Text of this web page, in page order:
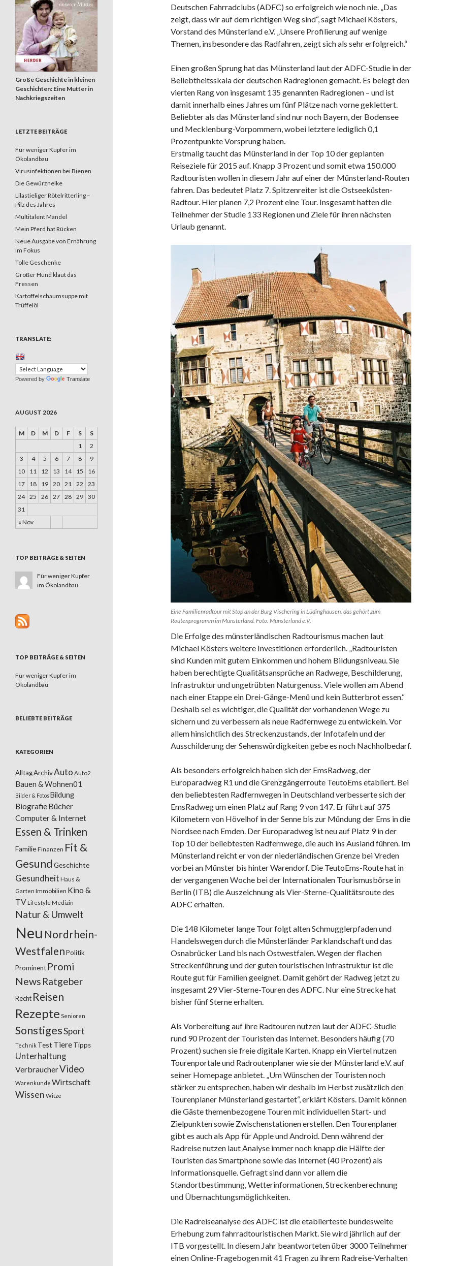
Deutschen Fahrradclubs (ADFC) so erfolgreich wie noch nie. „Das
zeigt, dass wir auf dem richtigen Weg sind“, sagt Michael Kösters,
Vorstand des Münsterland e.V. „Unsere Profilierung auf wenige
Themen, insbesondere das Radfahren, zeigt sich als sehr erfolgreich.“
Einen großen Sprung hat das Münsterland laut der ADFC-Studie in der
Beliebtheitsskala der deutschen Radregionen gemacht. Es belegt den
vierten Rang von insgesamt 135 genannten Radregionen – und ist
damit innerhalb eines Jahres um fünf Plätze nach vorne geklettert.
Beliebter als das Münsterland sind nur noch Bayern, der Bodensee
und Mecklenburg-Vorpommern, wobei letztere lediglich 0,1
Prozentpunkte Vorsprung haben.
Erstmalig taucht das Münsterland in der Top 10 der geplanten
Reiseziele für 2015 auf. Knapp 3 Prozent und somit etwa 150.000
Radtouristen wollen in diesem Jahr auf einer der Münsterland-Routen
fahren. Das bedeutet Platz 7. Spitzenreiter ist die Ostseeküsten-
Radtour. Hier planen 7,2 Prozent eine Tour. Insgesamt hatten die
Teilnehmer der Studie 133 Regionen und Ziele für ihren nächsten
Urlaub genannt.
Eine Familienradtour mit Stop an der Burg Vischering in Lüdinghausen, das gehört zum
Routenprogramm im Münsterland. Foto: Münsterland e.V.
Die Erfolge des münsterländischen Radtourismus machen laut
Michael Kösters weitere Investitionen erforderlich. „Radtouristen
sind Kunden mit gutem Einkommen und hohem Bildungsniveau. Sie
haben berechtigte Qualitätsansprüche an Radwege, Beschilderung,
Infrastruktur und ungetrübten Naturgenuss. Viele wollen am Abend
nach einer Etappe ein Drei-Gänge-Menü und kein Butterbrot essen.“
Deshalb sei es wichtiger, die Qualität der vorhandenen Wege zu
sichern und zu verbessern als neue Radfernwege zu entwickeln. Vor
allem hinsichtlich des Streckenzustands, der Infotafeln und der
Ausschilderung der Sehenswürdigkeiten gebe es noch Nachholbedarf.
Als besonders erfolgreich haben sich der EmsRadweg, der
Europaradweg R1 und die Grenzgängerroute TeutoEms etabliert. Bei
den beliebtesten Radfernwegen in Deutschland verbesserte sich der
EmsRadweg um einen Platz auf Rang 9 von 147. Er führt auf 375
Kilometern von Hövelhof in der Senne bis zur Mündung der Ems in die
Nordsee nach Emden. Der Europaradweg ist neu auf Platz 9 in der
Top 10 der beliebtesten Radfernwege, die auch ins Ausland führen. Im
Münsterland reicht er von der niederländischen Grenze bei Vreden
vorbei an Münster bis hinter Warendorf. Die TeutoEms-Route hat in
der vergangenen Woche bei der Internationalen Tourismusbörse in
Berlin (ITB) die Auszeichnung als Vier-Sterne-Qualitätsroute des
ADFC erhalten.
Die 148 Kilometer lange Tour folgt alten Schmugglerpfaden und
Handelswegen durch die Münsterländer Parklandschaft und das
Osnabrücker Land bis nach Ostwestfalen. Wegen der flachen
Streckenführung und der guten touristischen Infrastruktur ist die
Route gut für Familien geeignet. Damit gehört der Radweg jetzt zu
insgesamt 29 Vier-Sterne-Touren des ADFC. Nur eine Strecke hat
bisher fünf Sterne erhalten.
Als Vorbereitung auf ihre Radtouren nutzen laut der ADFC-Studie
rund 90 Prozent der Touristen das Internet. Besonders häufig (70
Prozent) suchen sie freie digitale Karten. Knapp ein Viertel nutzen
Tourenportale und Radroutenplaner wie sie der Münsterland e.V. auf
seiner Homepage anbietet. „Um Wünschen der Touristen noch
stärker zu entsprechen, haben wir deshalb im Herbst zusätzlich den
Tourenplaner Münsterland gestartet“, erklärt Kösters. Damit können
die Gäste themenbezogene Touren mit individuellen Start- und
Zielpunkten sowie Zwischenstationen erstellen. Den Tourenplaner
gibt es auch als App für Apple und Android. Denn während der
Radreise nutzen laut Analyse immer noch knapp die Hälfte der
Touristen das Smartphone sowie das Internet (40 Prozent) als
Informationsquelle. Gefragt sind dann vor allem die
Standortbestimmung, Wetterinformationen, Streckenberechnung
und Übernachtungsmöglichkeiten.
Die Radreiseanalyse des ADFC ist die etablierteste bundesweite
Erhebung zum fahrradtouristischen Markt. Sie wird jährlich auf der
ITB vorgestellt. In diesem Jahr beantworteten über 3000 Teilnehmer
einen Online-Fragebogen mit 41 Fragen zu ihrem Radreise-Verhalten
Große Geschichte in kleinen
Geschichten: Eine Mutter in
Nachkriegszeiten
LETZTE BEITRÄGE
Für weniger Kupfer im
Ökolandbau
Virusinfektionen bei Bienen
Die Gewürznelke
Lilastieliger Rötelritterling –
Pilz des Jahres
Multitalent Mandel
Mein Pferd hat Rücken
Neue Ausgabe von Ernährung
im Fokus
Tolle Geschenke
Großer Hund klaut das
Fressen
Kartoffelschaumsuppe mit
Trüffelöl
TRANSLATE:
Powered by Translate
AUGUST 2026
M D M D F S S
« Nov
1
2
3
4 5 6 7 8
9
10
11 12 13 14 15
16
17
18 19 20 21 22
23
24 25 26 27 28 29 30
31
TOP BEITRÄGE & SEITEN
Für weniger Kupfer
im Ökolandbau
TOP BEITRÄGE & SEITEN
Für weniger Kupfer im
Ökolandbau
BELIEBTE BEITRÄGE
KATEGORIEN
AlltagArchivAuto Auto2
Bauen & Wohnen01
Bilder & FotosBildung
BiografieBücher
Computer & Internet
Essen & Trinken
FamilieFinanzen Fit &
Gesund Geschichte
Gesundheit Haus &
Garten Immobilien Kino &
TV Lifestyle Medizin
Natur & Umwelt
Neu Nordrhein-
WestfalenPolitik
Prominent Promi
News Ratgeber
Recht Reisen
Rezepte Senioren
SonstigesSport
Technik Test TiereTipps
Unterhaltung
VerbraucherVideo
Warenkunde Wirtschaft
Wissen Witze